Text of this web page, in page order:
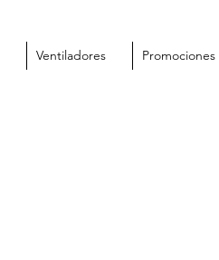
Ventiladores Promociones